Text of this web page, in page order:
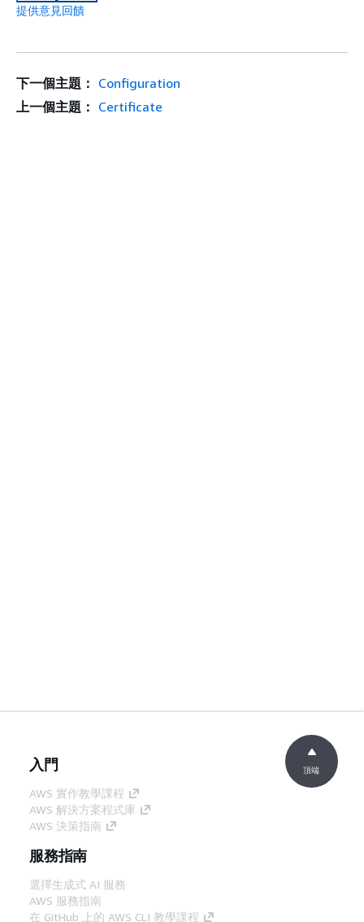
提供意見回饋
下一個主題： Configuration
上一個主題： Certificate
入門
AWS 實作教學課程
AWS 解決方案程式庫
AWS 決策指南
服務指南
選擇生成式 AI 服務
AWS 服務指南
在 GitHub 上的 AWS CLI 教學課程
頂端